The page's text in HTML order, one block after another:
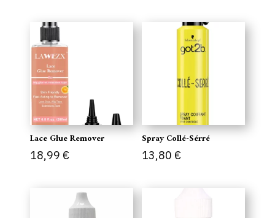
Lace Glue Remover
18,99 €
Spray Collé-Sérré
13,80 €